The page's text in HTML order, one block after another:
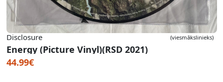
Disclosure (viesmākslinieks)
Energy (Picture Vinyl)(RSD 2021)
44.99€